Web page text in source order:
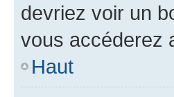
devriez voir un
vous accéderez
Haut